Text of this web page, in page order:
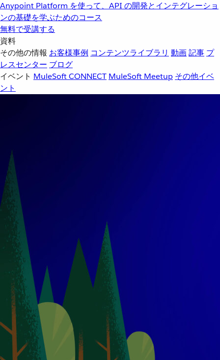
Anypoint Platform を使って、API の開発とインテグレーショ
ンの基礎を学ぶためのコース
無料で受講する
資料
その他の情報 お客様事例 コンテンツライブラリ 動画記事 プ
レスセンター ブログ
イベント MuleSoft CONNECT MuleSoft Meetup その他イベ
ント